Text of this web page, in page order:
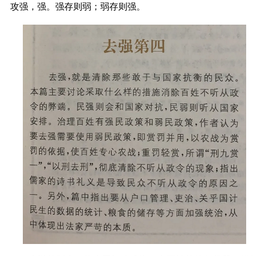
攻强，强。强存则弱；弱存则强。